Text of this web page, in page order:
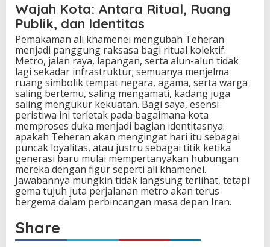
Wajah Kota: Antara Ritual, Ruang
Publik, dan Identitas
Pemakaman ali khamenei mengubah Teheran
menjadi panggung raksasa bagi ritual kolektif.
Metro, jalan raya, lapangan, serta alun-alun tidak
lagi sekadar infrastruktur; semuanya menjelma
ruang simbolik tempat negara, agama, serta warga
saling bertemu, saling mengamati, kadang juga
saling mengukur kekuatan. Bagi saya, esensi
peristiwa ini terletak pada bagaimana kota
memproses duka menjadi bagian identitasnya:
apakah Teheran akan mengingat hari itu sebagai
puncak loyalitas, atau justru sebagai titik ketika
generasi baru mulai mempertanyakan hubungan
mereka dengan figur seperti ali khamenei.
Jawabannya mungkin tidak langsung terlihat, tetapi
gema tujuh juta perjalanan metro akan terus
bergema dalam perbincangan masa depan Iran.
Share